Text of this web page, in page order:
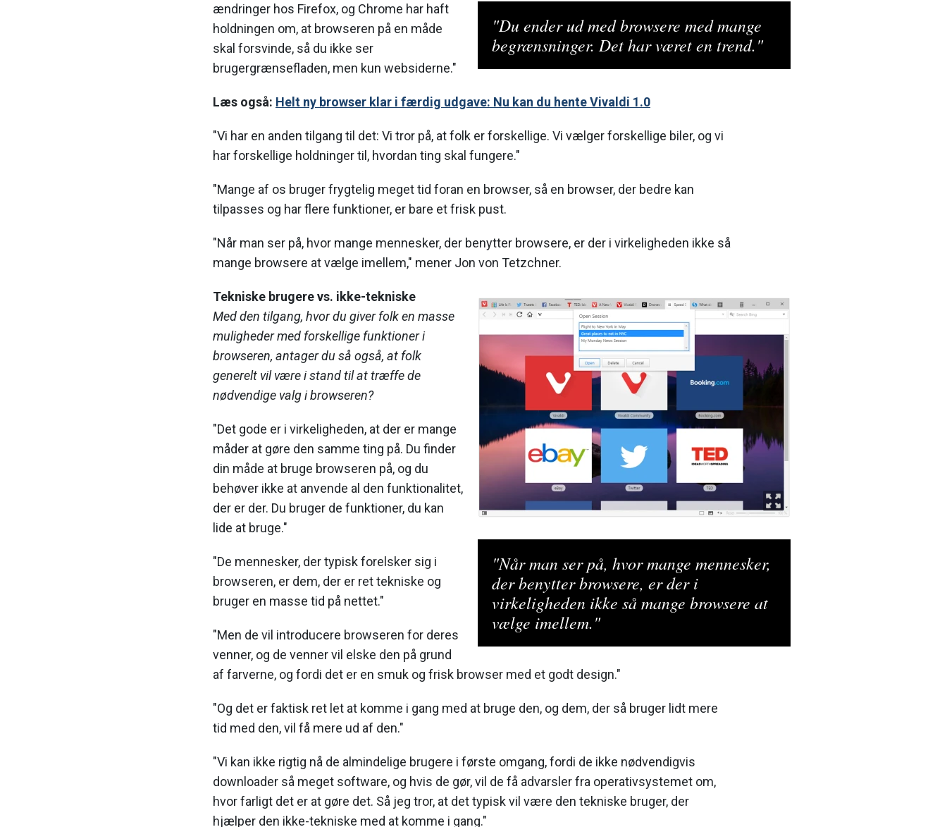
"Du ender ud med browsere med mange
begrænsninger. Det har været en trend."
ændringer hos Firefox, og Chrome har haft
holdningen om, at browseren på en måde
skal forsvinde, så du ikke ser
brugergrænsefladen, men kun websiderne."
Læs også: Helt ny browser klar i færdig udgave: Nu kan du hente Vivaldi 1.0
"Vi har en anden tilgang til det: Vi tror på, at folk er forskellige. Vi vælger forskellige biler, og vi
har forskellige holdninger til, hvordan ting skal fungere."
"Mange af os bruger frygtelig meget tid foran en browser, så en browser, der bedre kan
tilpasses og har flere funktioner, er bare et frisk pust.
"Når man ser på, hvor mange mennesker, der benytter browsere, er der i virkeligheden ikke så
mange browsere at vælge imellem," mener Jon von Tetzchner.
"Når man ser på, hvor mange mennesker,
der benytter browsere, er der i
virkeligheden ikke så mange browsere at
vælge imellem."
Tekniske brugere vs. ikke-tekniske
Med den tilgang, hvor du giver folk en masse
muligheder med forskellige funktioner i
browseren, antager du så også, at folk
generelt vil være i stand til at træffe de
nødvendige valg i browseren?
"Det gode er i virkeligheden, at der er mange
måder at gøre den samme ting på. Du finder
din måde at bruge browseren på, og du
behøver ikke at anvende al den funktionalitet,
der er der. Du bruger de funktioner, du kan
lide at bruge."
"De mennesker, der typisk forelsker sig i
browseren, er dem, der er ret tekniske og
bruger en masse tid på nettet."
"Men de vil introducere browseren for deres
venner, og de venner vil elske den på grund
af farverne, og fordi det er en smuk og frisk browser med et godt design."
"Og det er faktisk ret let at komme i gang med at bruge den, og dem, der så bruger lidt mere
tid med den, vil få mere ud af den."
"Vi kan ikke rigtig nå de almindelige brugere i første omgang, fordi de ikke nødvendigvis
downloader så meget software, og hvis de gør, vil de få advarsler fra operativsystemet om,
hvor farligt det er at gøre det. Så jeg tror, at det typisk vil være den tekniske bruger, der
hjælper den ikke-tekniske med at komme i gang."